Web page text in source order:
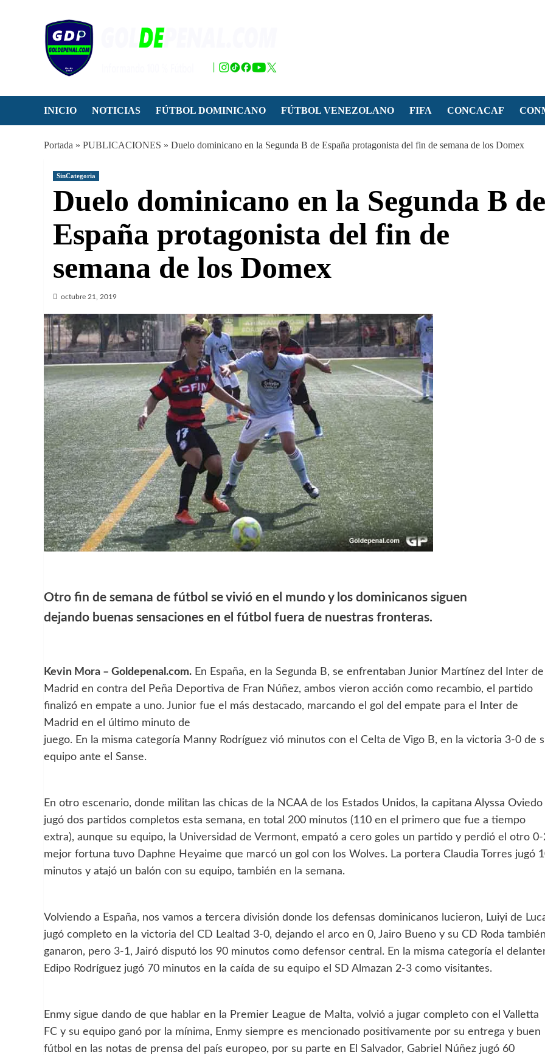
INICIO NOTICIAS FÚTBOL DOMINICANO FÚTBOL VENEZOLANO FIFA CONCACAF
Portada » PUBLICACIONES » Duelo dominicano en la Segunda B de España protagonista del fin de semana de los Domex
SinCategoria
Duelo dominicano en la Segunda B de
España protagonista del fin de
semana de los Domex
octubre 21, 2019
Otro fin de semana de fútbol se vivió en el mundo y los dominicanos siguen
dejando buenas sensaciones en el fútbol fuera de nuestras fronteras.
Kevin Mora – Goldepenal.com. En España, en la Segunda B, se enfrentaban Junior Martínez del Inter de
Madrid en contra del Peña Deportiva de Fran Núñez, ambos vieron acción como recambio, el partido
finalizó en empate a uno. Junior fue el más destacado, marcando el gol del empate para el Inter de
Madrid en el último minuto de
juego. En la misma categoría Manny Rodríguez vió minutos con el Celta de Vigo B, en la victoria 3-0 de
equipo ante el Sanse.
En otro escenario, donde militan las chicas de la NCAA de los Estados Unidos, la capitana Alyssa Oviedo
jugó dos partidos completos esta semana, en total 200 minutos (110 en el primero que fue a tiempo
extra), aunque su equipo, la Universidad de Vermont, empató a cero goles un partido y perdió el otro 0-
mejor fortuna tuvo Daphne Heyaime que marcó un gol con los Wolves. La portera Claudia Torres jugó
minutos y atajó un balón con su equipo, también en la semana.
Volviendo a España, nos vamos a tercera división donde los defensas dominicanos lucieron, Luiyi de
jugó completo en la victoria del CD Lealtad 3-0, dejando el arco en 0, Jairo Bueno y su CD Roda también
ganaron, pero 3-1, Jairó disputó los 90 minutos como defensor central. En la misma categoría el
Edipo Rodríguez jugó 70 minutos en la caída de su equipo el SD Almazan 2-3 como visitantes.
Enmy sigue dando de que hablar en la Premier League de Malta, volvió a jugar completo con el Valletta
FC y su equipo ganó por la mínima, Enmy siempre es mencionado positivamente por su entrega y buen
fútbol en las notas de prensa del país europeo, por su parte en El Salvador, Gabriel Núñez jugó 60